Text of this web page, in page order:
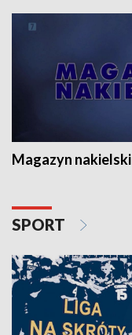
Magazyn nakielski
SPORT